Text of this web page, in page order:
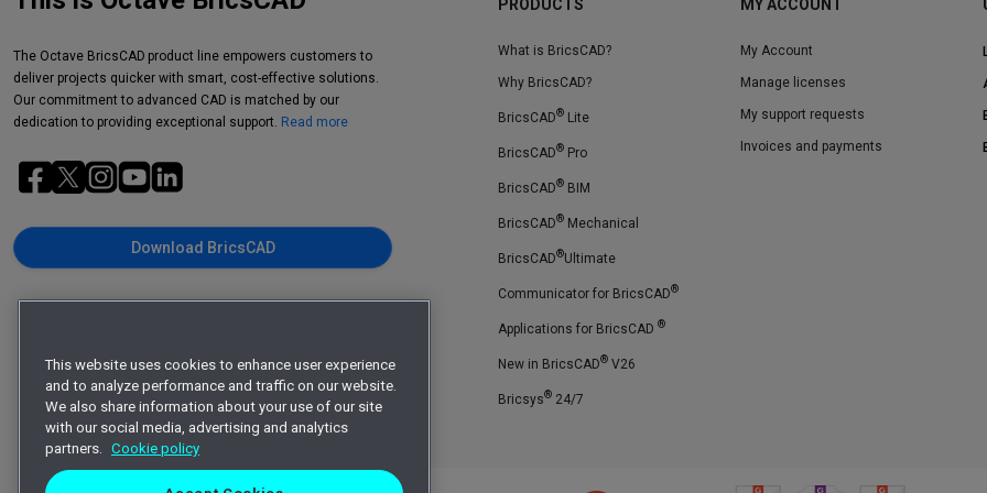
The Octave BricsCAD product line empowers customers to
deliver projects quicker with smart, cost-effective solutions.
Our commitment to advanced CAD is matched by our
dedication to providing exceptional support. Read more
Download BricsCAD
PRODUCTS
What is BricsCAD?
Why BricsCAD?
BricsCAD® Lite
BricsCAD® Pro
BricsCAD® BIM
BricsCAD® Mechanical
BricsCAD®Ultimate
Communicator for BricsCAD®
Applications for BricsCAD ®
New in BricsCAD® V26
Bricsys® 24/7
MY ACCOUNT
My Account
Manage licenses
My support requests
Invoices and payments
This website uses cookies to enhance user experience
and to analyze performance and traffic on our website.
We also share information about your use of our site
with our social media, advertising and analytics
partners.
Cookie policy